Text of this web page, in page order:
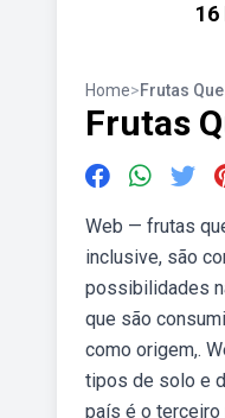
16
Home>Frutas
Frutas
Web — frutas
inclusive, são
possibilidades
que são
como origem,.
tipos de solo e
país é o terceiro